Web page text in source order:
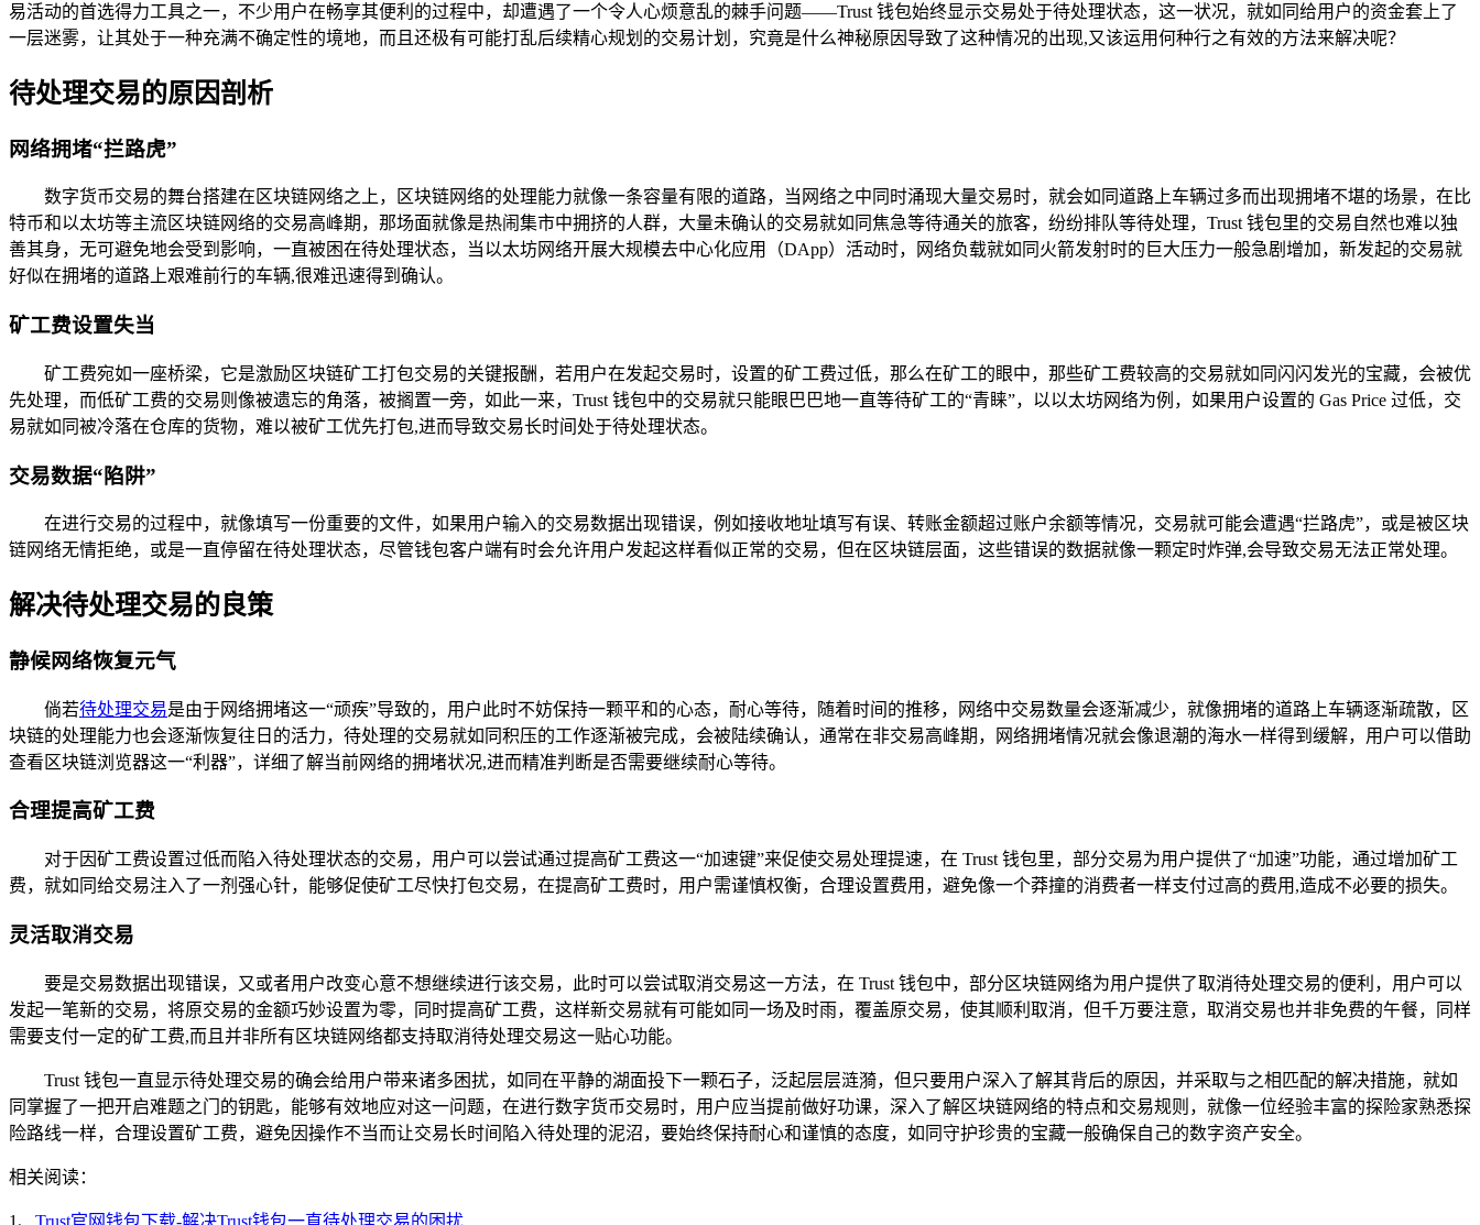
易活动的首选得力工具之一，不少用户在畅享其便利的过程中，却遭遇了一个令人心烦意乱的棘手问题——Trust 钱包始终显示交易处于待处理状态，这一状况，就如同给用户的资金套上了
一层迷雾，让其处于一种充满不确定性的境地，而且还极有可能打乱后续精心规划的交易计划，究竟是什么神秘原因导致了这种情况的出现,又该运用何种行之有效的方法来解决呢？
待处理交易的原因剖析
网络拥堵“拦路虎”
数字货币交易的舞台搭建在区块链网络之上，区块链网络的处理能力就像一条容量有限的道路，当网络之中同时涌现大量交易时，就会如同道路上车辆过多而出现拥堵不堪的场景，在比
特币和以太坊等主流区块链网络的交易高峰期，那场面就像是热闹集市中拥挤的人群，大量未确认的交易就如同焦急等待通关的旅客，纷纷排队等待处理，Trust 钱包里的交易自然也难以独
善其身，无可避免地会受到影响，一直被困在待处理状态，当以太坊网络开展大规模去中心化应用（DApp）活动时，网络负载就如同火箭发射时的巨大压力一般急剧增加，新发起的交易就
好似在拥堵的道路上艰难前行的车辆,很难迅速得到确认。
矿工费设置失当
矿工费宛如一座桥梁，它是激励区块链矿工打包交易的关键报酬，若用户在发起交易时，设置的矿工费过低，那么在矿工的眼中，那些矿工费较高的交易就如同闪闪发光的宝藏，会被优
先处理，而低矿工费的交易则像被遗忘的角落，被搁置一旁，如此一来，Trust 钱包中的交易就只能眼巴巴地一直等待矿工的“青睐”，以以太坊网络为例，如果用户设置的 Gas Price 过低，交
易就如同被冷落在仓库的货物，难以被矿工优先打包,进而导致交易长时间处于待处理状态。
交易数据“陷阱”
在进行交易的过程中，就像填写一份重要的文件，如果用户输入的交易数据出现错误，例如接收地址填写有误、转账金额超过账户余额等情况，交易就可能会遭遇“拦路虎”，或是被区块
链网络无情拒绝，或是一直停留在待处理状态，尽管钱包客户端有时会允许用户发起这样看似正常的交易，但在区块链层面，这些错误的数据就像一颗定时炸弹,会导致交易无法正常处理。
解决待处理交易的良策
静候网络恢复元气
倘若待处理交易是由于网络拥堵这一“顽疾”导致的，用户此时不妨保持一颗平和的心态，耐心等待，随着时间的推移，网络中交易数量会逐渐减少，就像拥堵的道路上车辆逐渐疏散，区
块链的处理能力也会逐渐恢复往日的活力，待处理的交易就如同积压的工作逐渐被完成，会被陆续确认，通常在非交易高峰期，网络拥堵情况就会像退潮的海水一样得到缓解，用户可以借助
查看区块链浏览器这一“利器”，详细了解当前网络的拥堵状况,进而精准判断是否需要继续耐心等待。
合理提高矿工费
对于因矿工费设置过低而陷入待处理状态的交易，用户可以尝试通过提高矿工费这一“加速键”来促使交易处理提速，在 Trust 钱包里，部分交易为用户提供了“加速”功能，通过增加矿工
费，就如同给交易注入了一剂强心针，能够促使矿工尽快打包交易，在提高矿工费时，用户需谨慎权衡，合理设置费用，避免像一个莽撞的消费者一样支付过高的费用,造成不必要的损失。
灵活取消交易
要是交易数据出现错误，又或者用户改变心意不想继续进行该交易，此时可以尝试取消交易这一方法，在 Trust 钱包中，部分区块链网络为用户提供了取消待处理交易的便利，用户可以
发起一笔新的交易，将原交易的金额巧妙设置为零，同时提高矿工费，这样新交易就有可能如同一场及时雨，覆盖原交易，使其顺利取消，但千万要注意，取消交易也并非免费的午餐，同样
需要支付一定的矿工费,而且并非所有区块链网络都支持取消待处理交易这一贴心功能。
Trust 钱包一直显示待处理交易的确会给用户带来诸多困扰，如同在平静的湖面投下一颗石子，泛起层层涟漪，但只要用户深入了解其背后的原因，并采取与之相匹配的解决措施，就如
同掌握了一把开启难题之门的钥匙，能够有效地应对这一问题，在进行数字货币交易时，用户应当提前做好功课，深入了解区块链网络的特点和交易规则，就像一位经验丰富的探险家熟悉探
险路线一样，合理设置矿工费，避免因操作不当而让交易长时间陷入待处理的泥沼，要始终保持耐心和谨慎的态度，如同守护珍贵的宝藏一般确保自己的数字资产安全。
相关阅读：
1、 Trust官网钱包下载-解决Trust钱包一直待处理交易的困扰